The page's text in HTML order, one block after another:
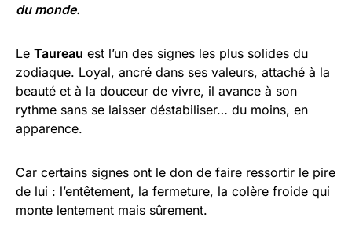
du monde.
Le Taureau est l’un des signes les plus solides du
zodiaque. Loyal, ancré dans ses valeurs, attaché à la
beauté et à la douceur de vivre, il avance à son
rythme sans se laisser déstabiliser… du moins, en
apparence.
Car certains signes ont le don de faire ressortir le pire
de lui : l’entêtement, la fermeture, la colère froide qui
monte lentement mais sûrement.